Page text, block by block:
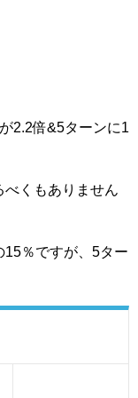
2.2倍&5ターンに1
くもありません
15％ですが、5ター